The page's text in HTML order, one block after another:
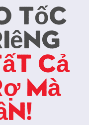
tốc
cả
mà